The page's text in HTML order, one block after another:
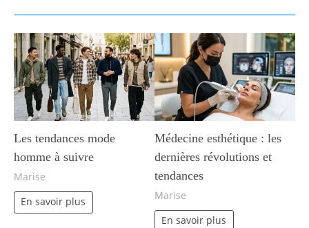
Les tendances mode
homme à suivre
Marise
En savoir plus
Médecine esthétique : les
dernières révolutions et
tendances
Marise
En savoir plus